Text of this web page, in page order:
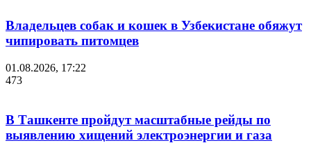
Владельцев собак и кошек в Узбекистане обяжут
чипировать питомцев
01.08.2026, 17:22
473
В Ташкенте пройдут масштабные рейды по
выявлению хищений электроэнергии и газа